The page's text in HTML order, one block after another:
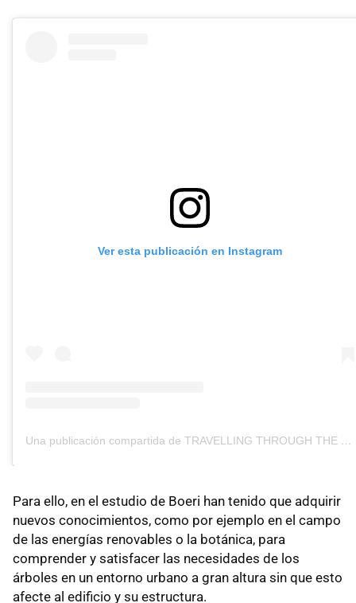
Ver esta publicación en Instagram
Una publicación compartida de TRAVELLING THROUGH THE WORLD © (@travellingthroughtheworld)
Para ello, en el estudio de Boeri han tenido que adquirir
nuevos conocimientos, como por ejemplo en el campo
de las energías renovables o la botánica, para
comprender y satisfacer las necesidades de los
árboles en un entorno urbano a gran altura sin que esto
afecte al edificio y su estructura.